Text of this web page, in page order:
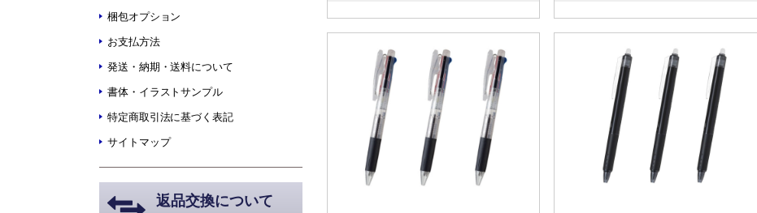
梱包オプション
お支払方法
発送・納期・送料について
書体・イラストサンプル
特定商取引法に基づく表記
サイトマップ
返品交換について